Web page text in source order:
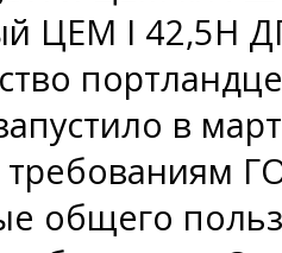
ЦЕМ I 42,5Н
в
требованиям
общего